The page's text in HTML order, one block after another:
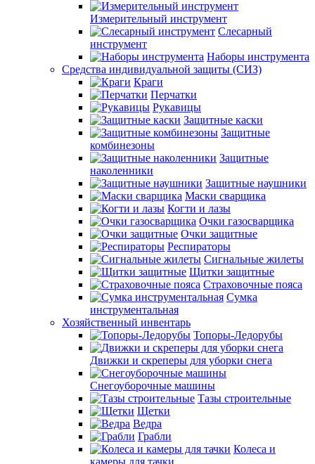
Измерительный инструмент
Слесарный
инструмент
Наборы инструмента
Средства индивидуальной защиты (СИЗ)
Краги
Перчатки
Рукавицы
Защитные каски
Защитные
комбинезоны
Защитные
наколенники
Защитные наушники
Маски сварщика
Когти и лазы
Очки газосварщика
Очки защитные
Респираторы
Сигнальные жилеты
Щитки защитные
Страховочные пояса
Сумка
инструментальная
Хозяйственный инвентарь
Топоры-Ледорубы
Движки и скреперы для уборки снега
Снегоуборочные машины
Тазы строительные
Щетки
Ведра
Грабли
Колеса и
камеры для тачки